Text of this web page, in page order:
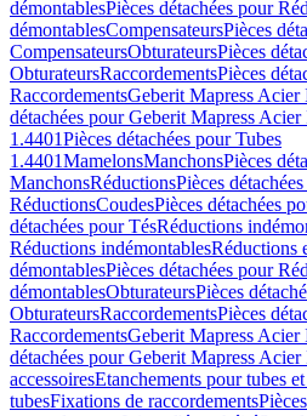
démontablesPièces détachées pour
démontablesCompensateursPièces
CompensateursObturateursPièces
ObturateursRaccordementsPièces
RaccordementsGeberit Mapress Acier
détachées pour Geberit Mapress
1.4401Pièces détachées pour Tubes
1.4401MamelonsManchonsPièces
ManchonsRéductionsPièces
RéductionsCoudesPièces détachées
détachées pour TésRéductions
Réductions indémontablesRéductions
démontablesPièces détachées pour
démontablesObturateursPièces
ObturateursRaccordementsPièces
RaccordementsGeberit Mapress Acier
détachées pour Geberit Mapress
accessoiresEtanchements pour tubes
tubesFixations de raccordements